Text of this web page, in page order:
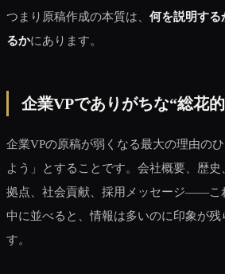
つまり原稿作成の本質は、 何を説明する
るかにあります。
企業VPでありがちな“総花
企業VPの原稿が弱くなる最大の理由の
よう」とすることです。会社概要、歴史
拠点、社会貢献、採用メッセージ――こ
中に並べると、情報は多いのに印象が残
す。